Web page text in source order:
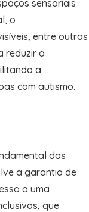
sensoriais
o
entre outras
reduzir a
a
com autismo.
das
a garantia de
a uma
que